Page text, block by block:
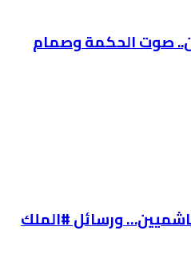
صوت الحكمة وصمام
ورسائل #الملك